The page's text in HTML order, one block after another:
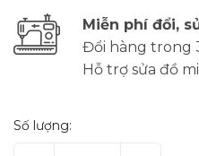
Miễn phí đổi,
Đổi hàng trong
Hỗ trợ sửa đồ
Số lượng: